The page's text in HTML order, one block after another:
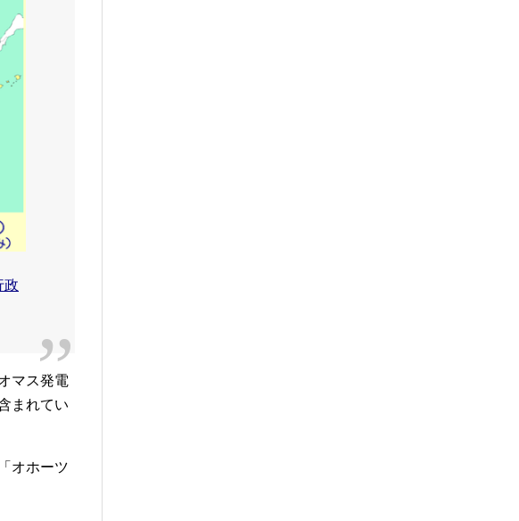
政
マス発電
まれてい
オホーツ